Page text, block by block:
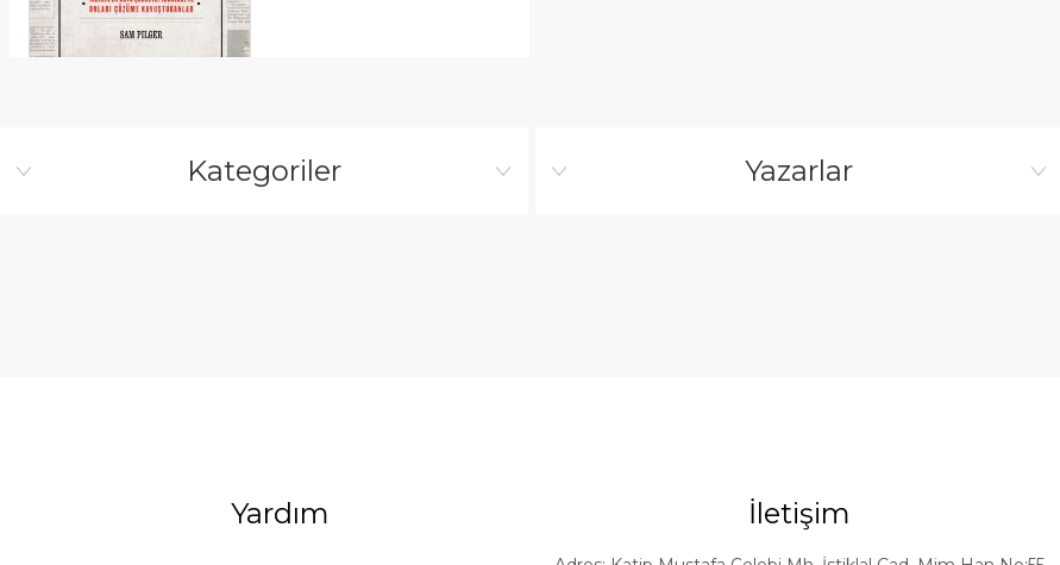
Kategoriler Yazarlar
Yardım İletişim